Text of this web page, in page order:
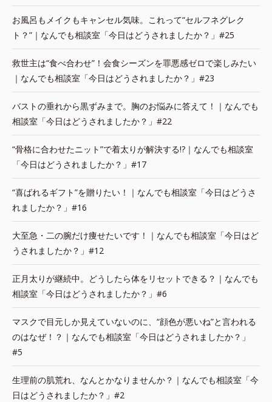
お風呂もメイクもキャンセル気味。これって“セルフネグレク
ト？”｜なんでも相談室「今日はどうされましたか？」#25
救世主は“食べ合わせ”！会食シーズンを罪悪感ゼロで楽しみたい
｜なんでも相談室「今日はどうされましたか？」#23
バストの垂れから黒ずみまで。胸のお悩みに答えて！｜なんでも
相談室「今日はどうされましたか？」#22
“骨格に合わせたニット”で着太りが解決する!?｜なんでも相談室
「今日はどうされましたか？」#17
“喜ばれるギフト”を贈りたい！｜なんでも相談室「今日はどうさ
れましたか？」#16
大至急・二の腕だけ痩せたいです！｜なんでも相談室「今日はど
うされましたか？」#12
正月太りが継続中。どうしたら体をリセットできる？｜なんでも
相談室「今日はどうされましたか？」#6
マスクで目元しか見えていないのに、“顔色が悪いね”と言われる
のはなぜ！？｜なんでも相談室「今日はどうされましたか？」
#5
生理前の肌荒れ、なんとかなりませんか？｜なんでも相談室「今
日はどうされましたか？」#2